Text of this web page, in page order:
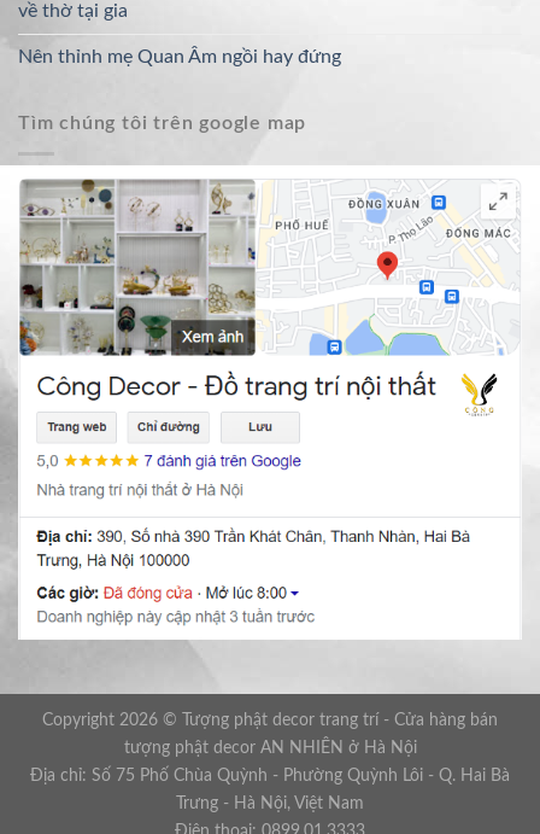
về thờ tại gia
Nên thỉnh mẹ Quan Âm ngồi hay đứng
Tìm chúng tôi trên google map
Copyright 2026 © Tượng phật decor trang trí - Cửa hàng bán
tượng phật decor AN NHIÊN ở Hà Nội
Địa chỉ: Số 75 Phố Chùa Quỳnh - Phường Quỳnh Lôi - Q. Hai Bà
Trưng - Hà Nội, Việt Nam